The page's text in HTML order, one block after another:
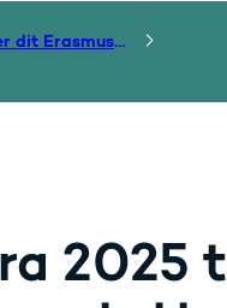
Administrer dit Erasmus+ tilskud
2025